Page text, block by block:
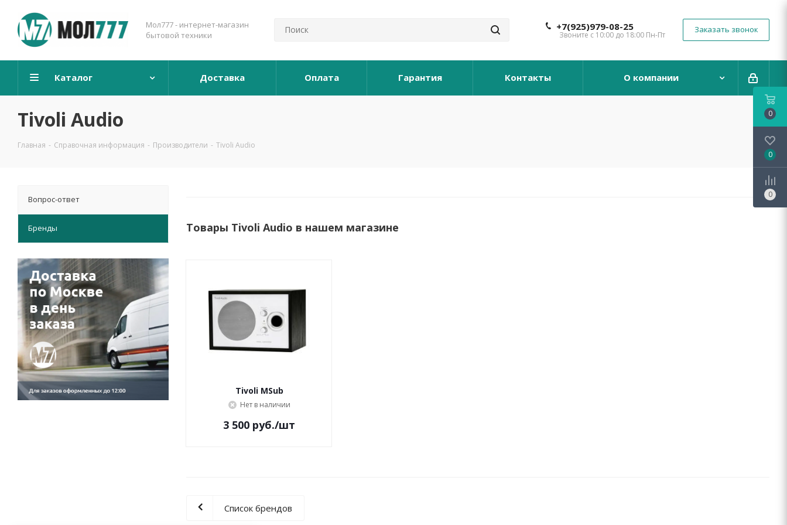
Мол777 - интернет-магазин
бытовой техники
+7(925)979-08-25
Звоните с 10:00 до 18:00 Пн-Пт
Заказать звонок
Каталог Доставка Оплата Гарантия Контакты О компании
Tivoli Audio
Главная - Справочная информация - Производители - Tivoli Audio
Товары Tivoli Audio в нашем магазине
Tivoli MSub
Нет в наличии
3 500 руб./шт
Список брендов
Вопрос-ответ
Бренды
0
0
0